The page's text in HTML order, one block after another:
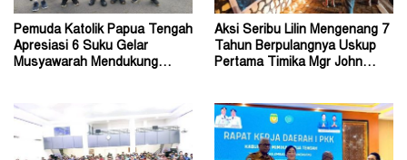
Pemuda Katolik Papua Tengah
Apresiasi 6 Suku Gelar
Musyawarah Mendukung
Aksi Seribu Lilin Mengenang 7
Tahun Berpulangnya Uskup
Pertama Timika Mgr John